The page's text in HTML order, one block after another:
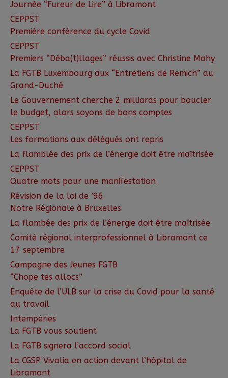
Journée “Fureur de Lire” à Libramont
CEPPST
Première conférence du cycle Covid
CEPPST
Premiers “Déba(t)llages” réussis avec Christine Mahy
La FGTB Luxembourg aux “Entretiens de Remich” au
Grand-Duché
Le Gouvernement cherche 2 milliards pour boucler
le budget, alors soyons de bons comptes
CEPPST
Les formations aux délégués ont repris
La flamblée des prix de l’énergie doit être maîtrisée
CEPPST
Quatre mots pour une manifestation
Révision de la loi de ’96
Notre Régionale à Bruxelles
La flambée des prix de l’énergie doit être maîtrisée
Comité régional interprofessionnel à Libramont ce
17 septembre
Campagne des Jeunes FGTB
“Chope tes allocs”
Enquête de l’ULB sur la crise du Covid pour la santé
au travail
Intempéries
La FGTB vous soutient
La FGTB signera l’accord social
La CGSP Vivalia en action devant l’hôpital de
Libramont